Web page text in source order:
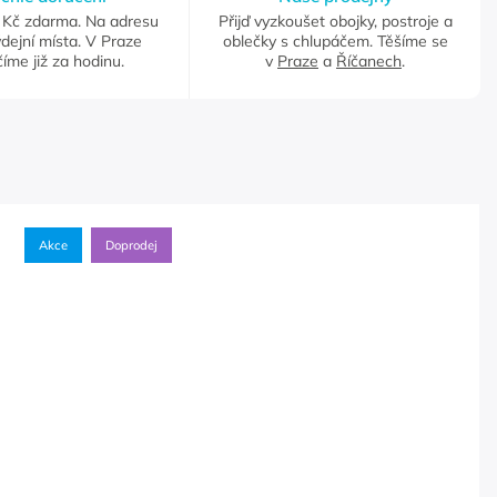
zdarma. Na adresu
místa. V Praze
již za hodinu.
Přijď vyzkoušet obojky, postroje a
oblečky s chlupáčem. Těšíme se
v Praze a Říčanech.
Akce Doprodej